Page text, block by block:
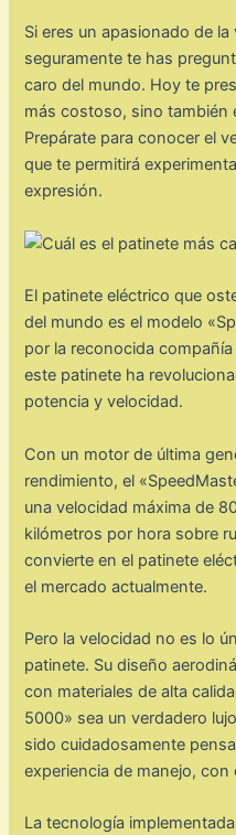
Si eres un apasionado de
seguramente te has
caro del mundo. Hoy te
más costoso, sino también
Prepárate para conocer el
que te permitirá
expresión.
El patinete eléctrico que
del mundo es el modelo
por la reconocida
este patinete ha
potencia y velocidad.
Con un motor de última
rendimiento, el
una velocidad máxima de
kilómetros por hora sobre
convierte en el patinete
el mercado actualmente.
Pero la velocidad no es lo
patinete. Su diseño
con materiales de alta
5000» sea un verdadero
sido cuidadosamente
experiencia de manejo,
La tecnología